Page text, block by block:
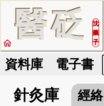
醫砭
沈
藥
子
home
資料庫 電子書
針灸庫 經絡